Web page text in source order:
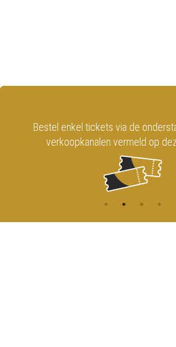
Bestel enkel tickets via de
verkoopkanalen vermeld op